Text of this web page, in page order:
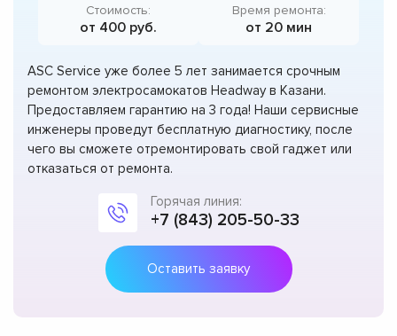
Стоимость:
от 400 руб.
Время ремонта:
от 20 мин
ASC Service уже более 5 лет занимается срочным
ремонтом электросамокатов Headway в Казани.
Предоставляем гарантию на 3 года! Наши сервисные
инженеры проведут бесплатную диагностику, после
чего вы сможете отремонтировать свой гаджет или
отказаться от ремонта.
Горячая линия:
+7 (843) 205-50-33
Оставить заявку